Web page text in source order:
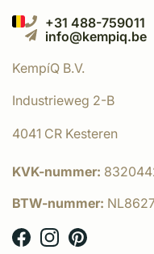
+31 488-759011
info@kempiq.be
KempíQ B.V.
Industrieweg 2-B
4041 CR Kesteren
KVK-nummer:
BTW-nummer: